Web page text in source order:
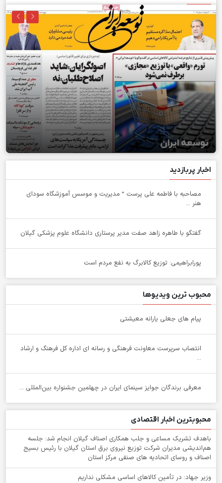
توسعه ایران
اخبار پربازدید
مصاحبه با فاطمه علی پرست ” مدیریت و موسس آموزشگاه سودای
هنر ...
گفتگو با طاهره زاهد صفت مدیر پرستاری دانشگاه علوم پزشکی گیلان
پورابراهیمی: توزیع کالابرگ به نفع مردم است
محبوب ترین ویدیوها
پیام های جعلی یارانه معیشتی
انتصاب سرپرست معاونت فرهنگی و رسانه ای اداره کل فرهنگ و ارشاد
...
معرفی برندگان جوایز سینمای ایران در چهلمین جشنواره بین‌المللی ...
محبوبترین اخبار اقتصادی
باهدف تشریک مساعی و جلب همکاری اصناف گیلان انجام شد: جلسه
هم‌اندیشی مدیران شركت توزیع نیروی برق استان گیلان با رئیس بسیج
اصناف و روسای اتحادیه های صنفی مركز استان
وزیر جهاد: در تأمین کالاهای اساسی مشکلی نداریم